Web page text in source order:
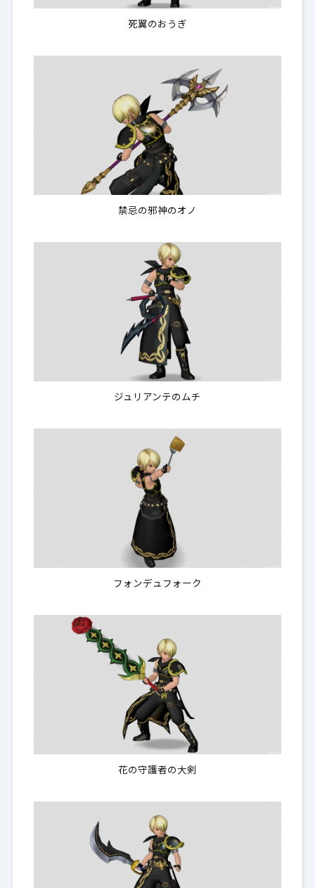
死翼のおうぎ
禁忌の邪神のオノ
ジュリアンテのムチ
フォンデュフォーク
花の守護者の大剣